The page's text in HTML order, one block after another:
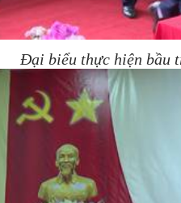
Đại biểu thực hiện bầu